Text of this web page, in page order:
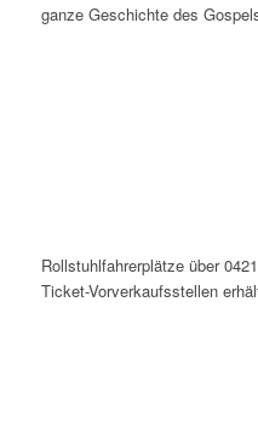
ganze Geschichte des
Rollstuhlfahrerplätze über
Ticket-Vorverkaufsstellen